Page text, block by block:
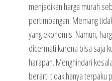
menjadikan harga murah
pertimbangan. Memang
yang ekonomis. Namun,
dicermati karena bisa saja
harapan. Menghindari
berarti tidak hanya terpaku